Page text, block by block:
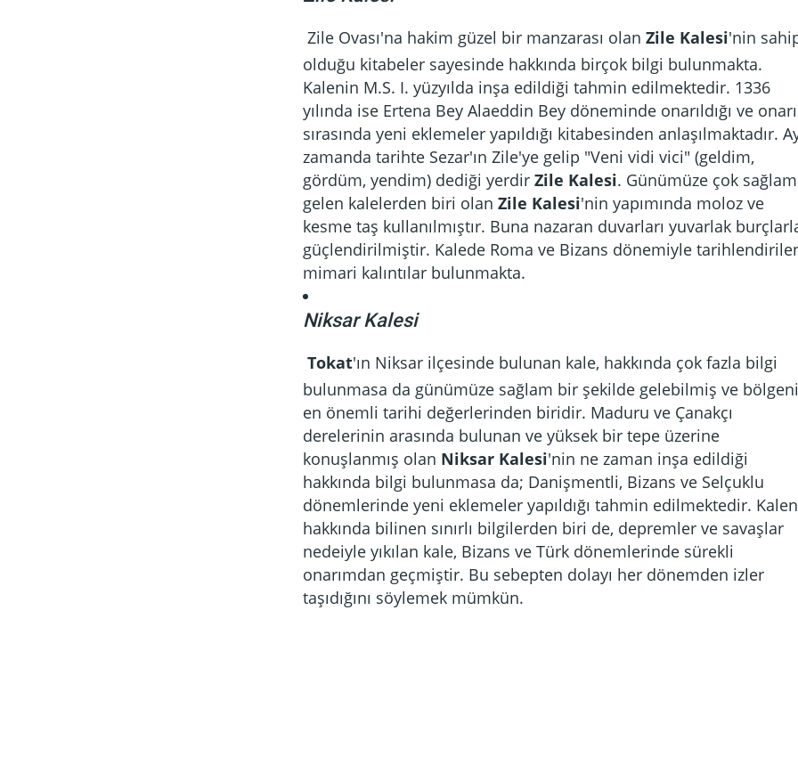
Zile Ovası'na hakim güzel bir manzarası olan Zile Kalesi'nin
olduğu kitabeler sayesinde hakkında birçok bilgi bulunmakta.
Kalenin M.S. I. yüzyılda inşa edildiği tahmin edilmektedir. 1336
yılında ise Ertena Bey Alaeddin Bey döneminde onarıldığı ve
sırasında yeni eklemeler yapıldığı kitabesinden anlaşılmaktadır.
zamanda tarihte Sezar'ın Zile'ye gelip "Veni vidi vici" (geldim,
gördüm, yendim) dediği yerdir Zile Kalesi. Günümüze çok sağlam
gelen kalelerden biri olan Zile Kalesi'nin yapımında moloz ve
kesme taş kullanılmıştır. Buna nazaran duvarları yuvarlak
güçlendirilmiştir. Kalede Roma ve Bizans dönemiyle
mimari kalıntılar bulunmakta.
Niksar Kalesi
Tokat'ın Niksar ilçesinde bulunan kale, hakkında çok fazla bilgi
bulunmasa da günümüze sağlam bir şekilde gelebilmiş ve
en önemli tarihi değerlerinden biridir. Maduru ve Çanakçı
derelerinin arasında bulunan ve yüksek bir tepe üzerine
konuşlanmış olan Niksar Kalesi'nin ne zaman inşa edildiği
hakkında bilgi bulunmasa da; Danişmentli, Bizans ve Selçuklu
dönemlerinde yeni eklemeler yapıldığı tahmin edilmektedir.
hakkında bilinen sınırlı bilgilerden biri de, depremler ve savaşlar
nedeiyle yıkılan kale, Bizans ve Türk dönemlerinde sürekli
onarımdan geçmiştir. Bu sebepten dolayı her dönemden izler
taşıdığını söylemek mümkün.